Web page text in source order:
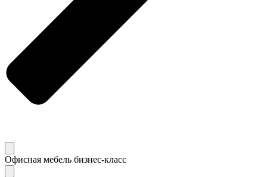
Офисная мебель бизнес-класс